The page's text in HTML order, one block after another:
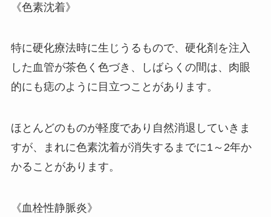
《色素沈着》
特に硬化療法時に生じうるもので、硬化剤を注入
した血管が茶色く色づき、しばらくの間は、肉眼
的にも痣のように目立つことがあります。
ほとんどのものが軽度であり自然消退していきま
すが、まれに色素沈着が消失するまでに1～2年か
かることがあります。
《血栓性静脈炎》